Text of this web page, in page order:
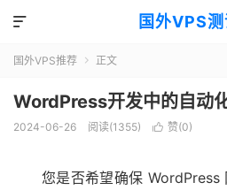
国外VPS测

国外VPS推荐  正文
WordPress开发中的自动
2024-06-26 阅读(1355)  赞(0)
您是否希望确保 WordPress